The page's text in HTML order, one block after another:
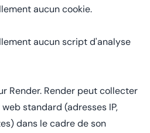
aucun cookie.
aucun script d'analyse
Render. Render peut collecter
standard (adresses IP,
dans le cadre de son